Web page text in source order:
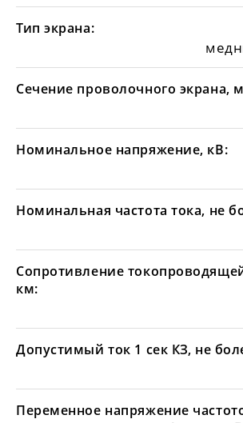
Тип экрана:
Сечение проволочного экрана,
Номинальное напряжение, кВ:
Номинальная частота тока, не
Сопротивление
км:
Допустимый ток 1 сек КЗ, не
Переменное напряжение